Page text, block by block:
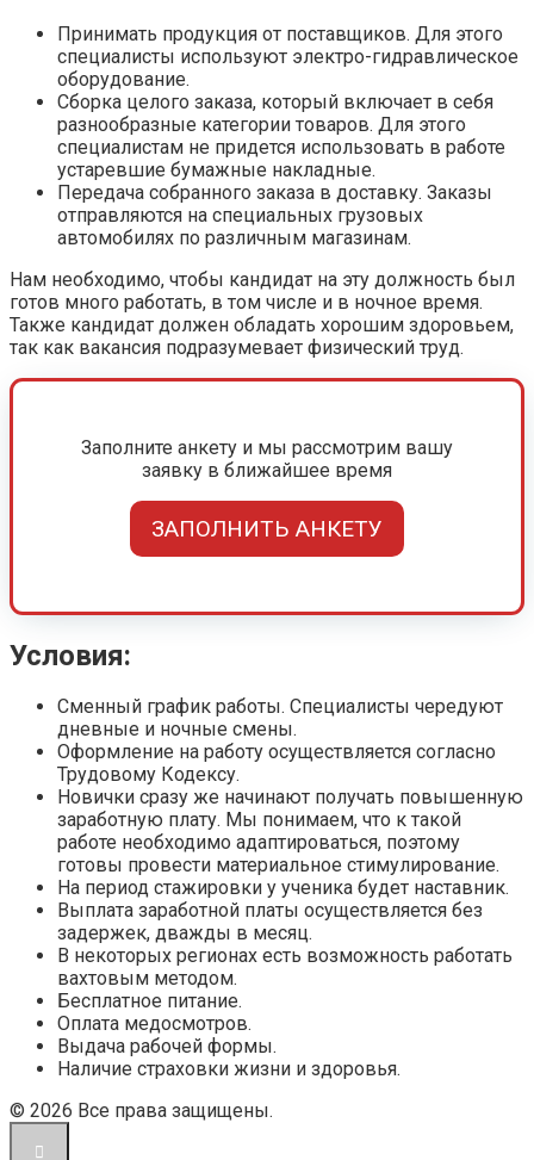
Принимать продукция от поставщиков. Для этого
специалисты используют электро-гидравлическое
оборудование.
Сборка целого заказа, который включает в себя
разнообразные категории товаров. Для этого
специалистам не придется использовать в работе
устаревшие бумажные накладные.
Передача собранного заказа в доставку. Заказы
отправляются на специальных грузовых
автомобилях по различным магазинам.
Нам необходимо, чтобы кандидат на эту должность был
готов много работать, в том числе и в ночное время.
Также кандидат должен обладать хорошим здоровьем,
так как вакансия подразумевает физический труд.
Заполните анкету и мы рассмотрим вашу
заявку в ближайшее время
ЗАПОЛНИТЬ АНКЕТУ
Условия:
Сменный график работы. Специалисты чередуют
дневные и ночные смены.
Оформление на работу осуществляется согласно
Трудовому Кодексу.
Новички сразу же начинают получать повышенную
заработную плату. Мы понимаем, что к такой
работе необходимо адаптироваться, поэтому
готовы провести материальное стимулирование.
На период стажировки у ученика будет наставник.
Выплата заработной платы осуществляется без
задержек, дважды в месяц.
В некоторых регионах есть возможность работать
вахтовым методом.
Бесплатное питание.
Оплата медосмотров.
Выдача рабочей формы.
Наличие страховки жизни и здоровья.
© 2026 Все права защищены.